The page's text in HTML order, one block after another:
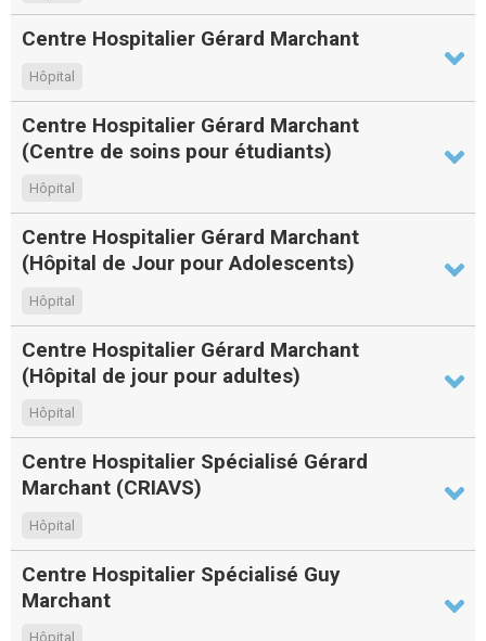
Centre Hospitalier Gérard Marchant
Hôpital
Centre Hospitalier Gérard Marchant
(Centre de soins pour étudiants)
Hôpital
Centre Hospitalier Gérard Marchant
(Hôpital de Jour pour Adolescents)
Hôpital
Centre Hospitalier Gérard Marchant
(Hôpital de jour pour adultes)
Hôpital
Centre Hospitalier Spécialisé Gérard
Marchant (CRIAVS)
Hôpital
Centre Hospitalier Spécialisé Guy
Marchant
Hôpital